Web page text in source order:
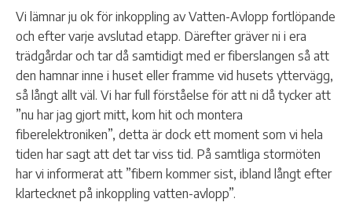
Vi lämnar ju ok för inkoppling av Vatten-Avlopp fortlöpande
och efter varje avslutad etapp. Därefter gräver ni i era
trädgårdar och tar då samtidigt med er fiberslangen så att
den hamnar inne i huset eller framme vid husets yttervägg,
så långt allt väl. Vi har full förståelse för att ni då tycker att
”nu har jag gjort mitt, kom hit och montera
fiberelektroniken”, detta är dock ett moment som vi hela
tiden har sagt att det tar viss tid. På samtliga stormöten
har vi informerat att ”fibern kommer sist, ibland långt efter
klartecknet på inkoppling vatten-avlopp”.